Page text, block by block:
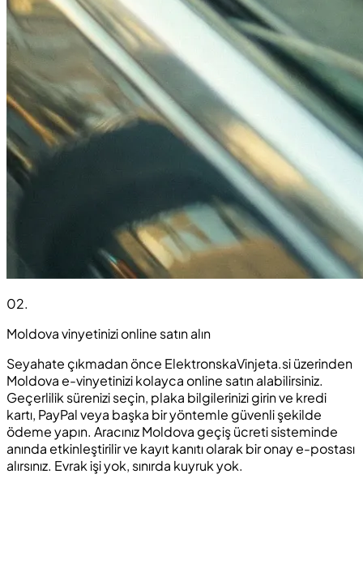
02.
Moldova vinyetinizi online satın alın
Seyahate çıkmadan önce ElektronskaVinjeta.si üzerinden
Moldova e-vinyetinizi kolayca online satın alabilirsiniz.
Geçerlilik sürenizi seçin, plaka bilgilerinizi girin ve kredi
kartı, PayPal veya başka bir yöntemle güvenli şekilde
ödeme yapın. Aracınız Moldova geçiş ücreti sisteminde
anında etkinleştirilir ve kayıt kanıtı olarak bir onay e-postası
alırsınız. Evrak işi yok, sınırda kuyruk yok.